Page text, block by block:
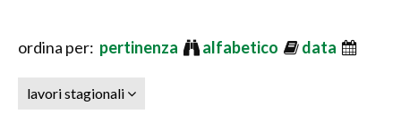
ordina per: pertinenza alfabetico data
lavori stagionali